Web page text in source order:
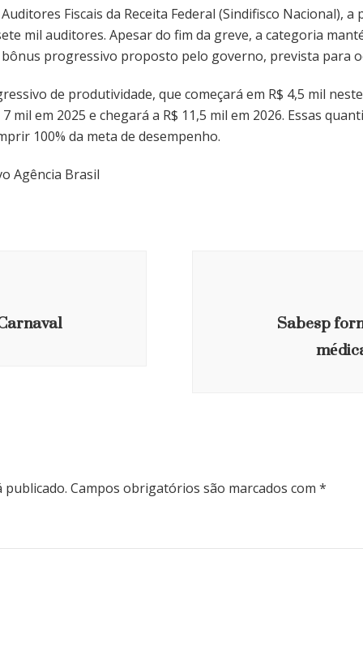
Fiscais da Receita Federal (Sindifisco Nacional),
mil auditores. Apesar do fim da greve, a categoria
progressivo proposto pelo governo, prevista para
de produtividade, que começará em R$ 4,5 mil
mil em 2025 e chegará a R$ 11,5 mil em 2026. Essas
100% da meta de desempenho.
Agência Brasil
Sabesp
publicado. Campos obrigatórios são marcados com *